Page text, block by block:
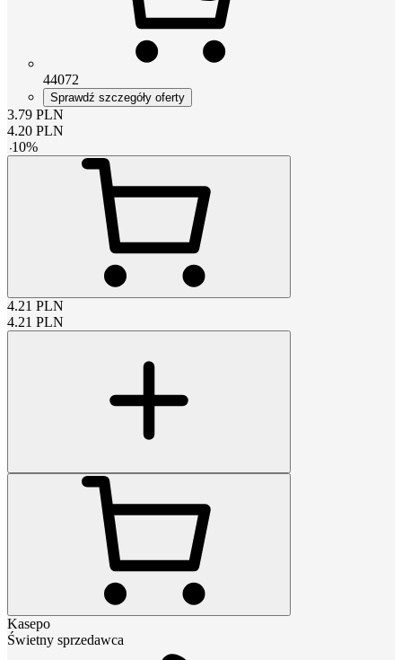
44072
Sprawdź szczegóły oferty
3.79 PLN
4.20 PLN
-10%
4.21 PLN
4.21 PLN
Kasepo
Świetny sprzedawca